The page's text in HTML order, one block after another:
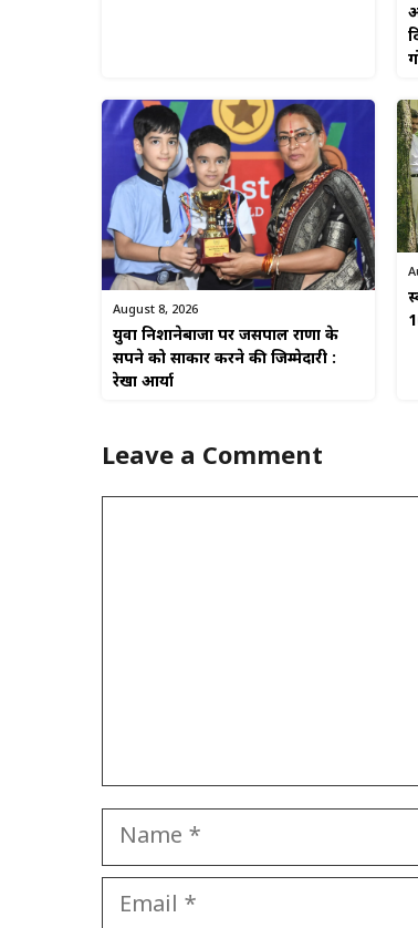
August 8, 2026
युवा निशानेबाजों पर जसपाल राणा के
सपने को साकार करने की जिम्मेदारी :
रेखा आर्या
Leave a Comment
Name
Email